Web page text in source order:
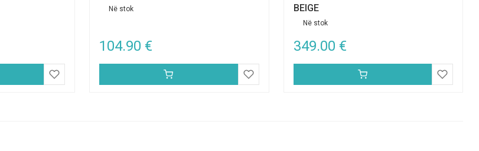
Në stok
104.90 €
BEIGE
Në stok
349.00 €